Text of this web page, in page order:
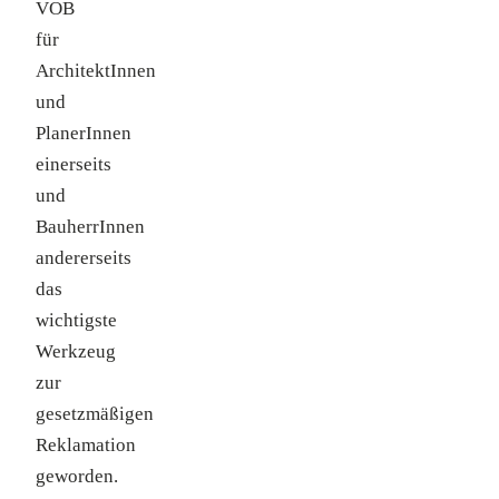
VOB
für
ArchitektInnen
und
PlanerInnen
einerseits
und
BauherrInnen
andererseits
das
wichtigste
Werkzeug
zur
gesetzmäßigen
Reklamation
geworden.